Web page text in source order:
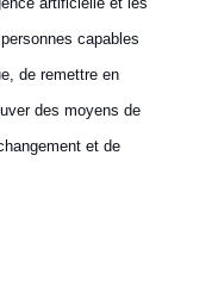
capables
de remettre en
des moyens de
et de